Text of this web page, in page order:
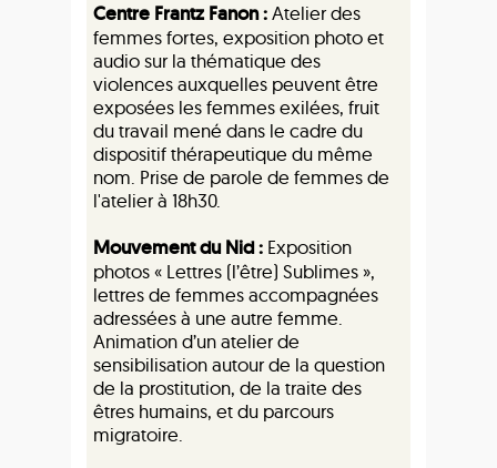
Centre Frantz Fanon :Atelier des
femmes fortes, exposition photo et
audio sur la thématique des
violences auxquelles peuvent être
exposées les femmes exilées, fruit
du travail mené dans le cadre du
dispositif thérapeutique du même
nom. Prise de parole de femmes de
l'atelier à 18h30.
Mouvement du Nid : Exposition
photos « Lettres (l’être) Sublimes »,
lettres de femmes accompagnées
adressées à une autre femme.
Animation d’un atelier de
sensibilisation autour de la question
de la prostitution, de la traite des
êtres humains, et du parcours
migratoire.